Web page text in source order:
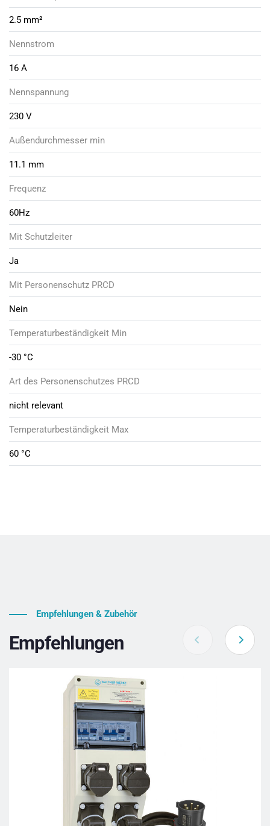
2.5 mm²
Nennstrom
16 A
Nennspannung
230 V
Außendurchmesser min
11.1 mm
Frequenz
60Hz
Mit Schutzleiter
Ja
Mit Personenschutz PRCD
Nein
Temperaturbeständigkeit Min
-30 °C
Art des Personenschutzes PRCD
nicht relevant
Temperaturbeständigkeit Max
60 °C
Empfehlungen & Zubehör
Empfehlungen